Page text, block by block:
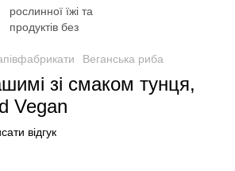
Веганська риба
зі смаком тунця,
Vegan
відгук